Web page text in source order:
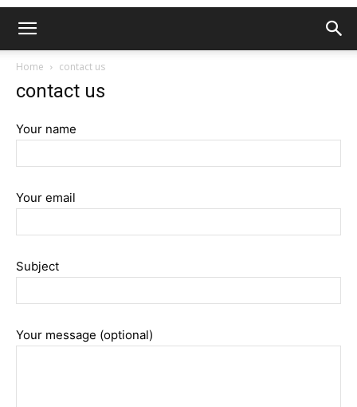
Home contact us
contact us
Your name
Your email
Subject
Your message (optional)